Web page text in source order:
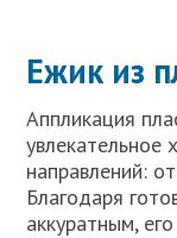
Ежик из
Аппликация
увлекательное
направлений:
Благодаря
аккуратным,